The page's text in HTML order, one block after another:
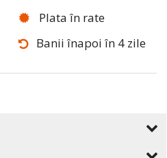
Plata în rate
Banii înapoi în 4 zile